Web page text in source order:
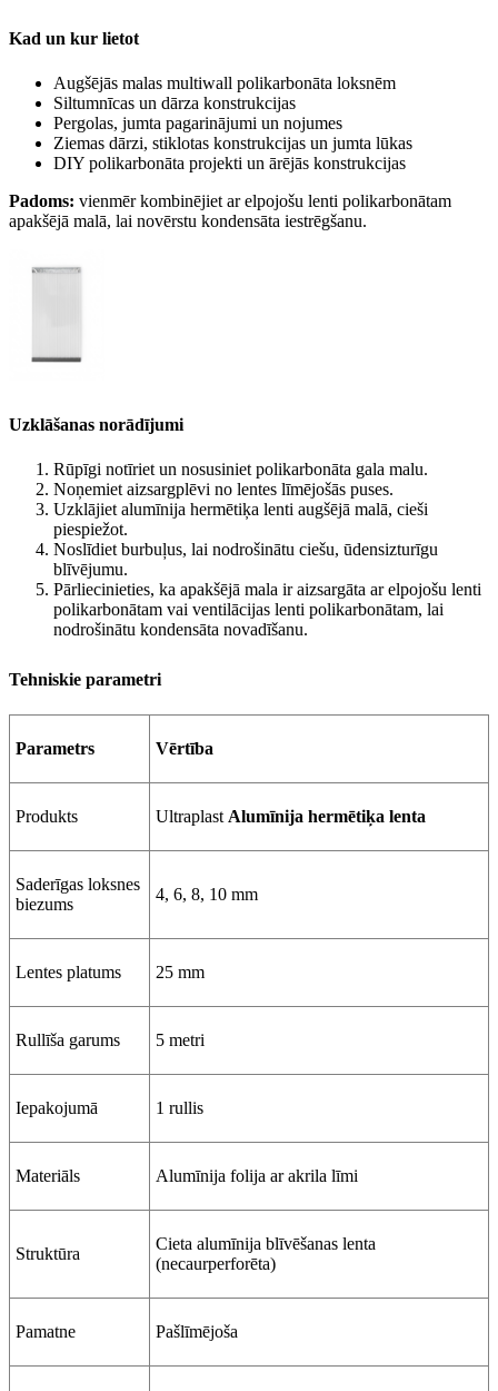
Kad un kur lietot
Augšējās malas multiwall polikarbonāta loksnēm
Siltumnīcas un dārza konstrukcijas
Pergolas, jumta pagarinājumi un nojumes
Ziemas dārzi, stiklotas konstrukcijas un jumta lūkas
DIY polikarbonāta projekti un ārējās konstrukcijas
Padoms: vienmēr kombinējiet ar elpojošu lenti polikarbonātam
apakšējā malā, lai novērstu kondensāta iestrēgšanu.
Uzklāšanas norādījumi
Rūpīgi notīriet un nosusiniet polikarbonāta gala malu.
Noņemiet aizsargplēvi no lentes līmējošās puses.
Uzklājiet alumīnija hermētiķa lenti augšējā malā, cieši
piespiežot.
Noslīdiet burbuļus, lai nodrošinātu ciešu, ūdensizturīgu
blīvējumu.
Pārliecinieties, ka apakšējā mala ir aizsargāta ar elpojošu lenti
polikarbonātam vai ventilācijas lenti polikarbonātam, lai
nodrošinātu kondensāta novadīšanu.
Tehniskie parametri
Parametrs Vērtība
Produkts Ultraplast Alumīnija hermētiķa lenta
Saderīgas loksnes
biezums
4, 6, 8, 10 mm
Lentes platums 25 mm
Rullīša garums 5 metri
Iepakojumā 1 rullis
Materiāls Alumīnija folija ar akrila līmi
Struktūra
Cieta alumīnija blīvēšanas lenta
(necaurperforēta)
Pamatne Pašlīmējoša